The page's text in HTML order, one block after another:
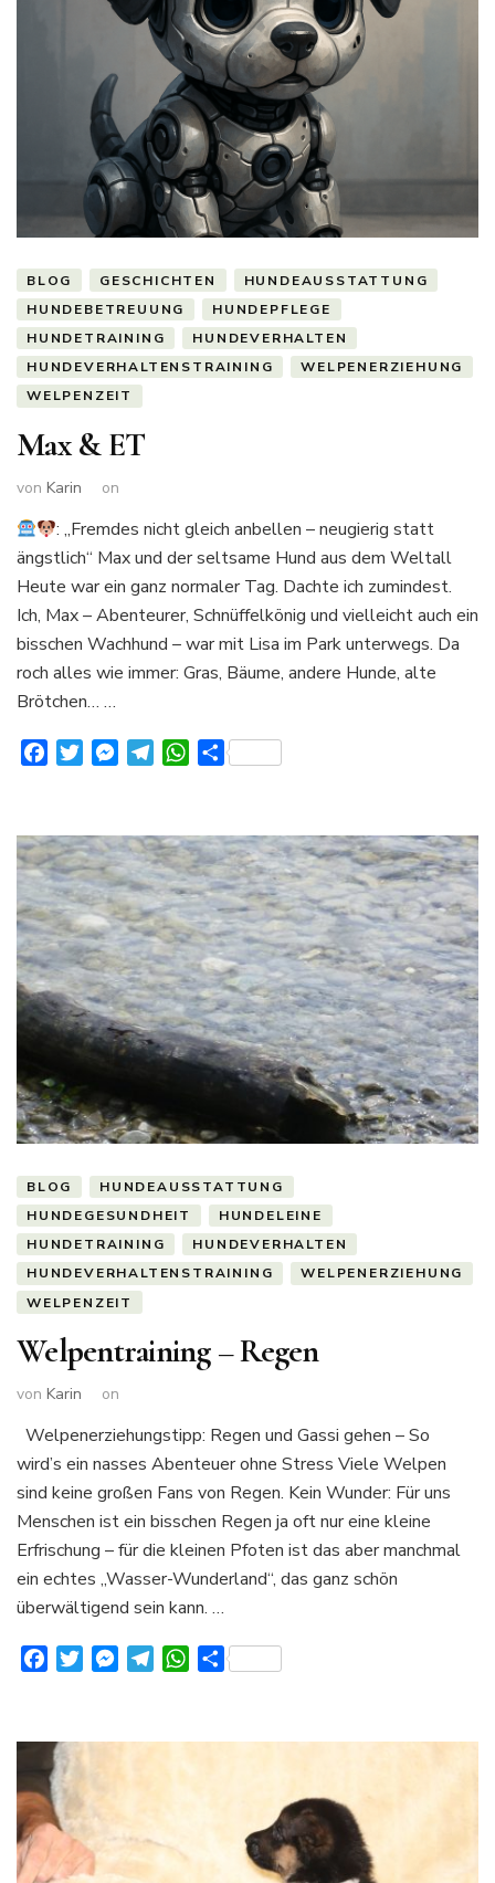
BLOG GESCHICHTEN
HUNDEAUSSTATTUNG
HUNDEBETREUUNG
HUNDEPFLEGE
HUNDETRAINING
HUNDEVERHALTEN
HUNDEVERHALTENSTRAINING
WELPENERZIEHUNG
WELPENZEIT
Max & ET
von Karin on
: „Fremdes nicht gleich anbellen – neugierig statt
ängstlich“ Max und der seltsame Hund aus dem Weltall
Heute war ein ganz normaler Tag. Dachte ich zumindest.
Ich, Max – Abenteurer, Schnüffelkönig und vielleicht auch ein
bisschen Wachhund – war mit Lisa im Park unterwegs. Da
roch alles wie immer: Gras, Bäume, andere Hunde, alte
Brötchen… …
FacebookTwitterMessenger
TelegramWhatsApp
Teilen
BLOG
HUNDEAUSSTATTUNG
HUNDEGESUNDHEIT
HUNDELEINE
HUNDETRAINING
HUNDEVERHALTEN
HUNDEVERHALTENSTRAINING
WELPENERZIEHUNG
WELPENZEIT
Welpentraining – Regen
von Karin on
Welpenerziehungstipp: Regen und Gassi gehen – So
wird’s ein nasses Abenteuer ohne Stress Viele Welpen
sind keine großen Fans von Regen. Kein Wunder: Für uns
Menschen ist ein bisschen Regen ja oft nur eine kleine
Erfrischung – für die kleinen Pfoten ist das aber manchmal
ein echtes „Wasser-Wunderland“, das ganz schön
überwältigend sein kann. …
FacebookTwitterMessenger
TelegramWhatsApp
Teilen